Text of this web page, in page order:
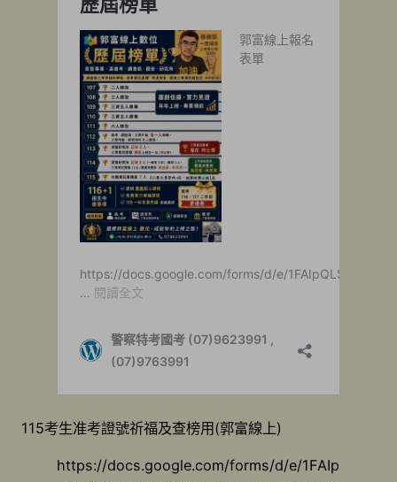
115考生准考證號祈福及查榜用(郭富線上)
https://docs.google.com/forms/d/e/1FAIp